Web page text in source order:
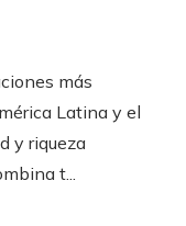
más
Latina y el
y riqueza
t...